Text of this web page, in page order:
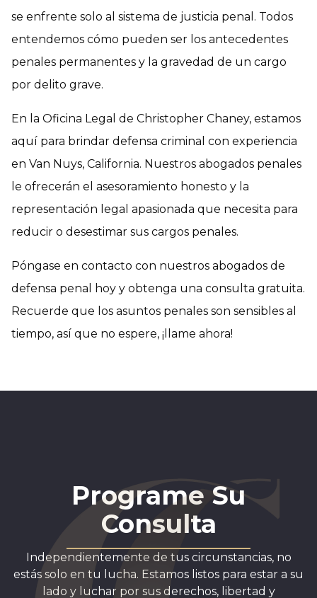
se enfrente solo al sistema de justicia penal. Todos
entendemos cómo pueden ser los antecedentes
penales permanentes y la gravedad de un cargo
por delito grave.
En la Oficina Legal de Christopher Chaney, estamos
aquí para brindar defensa criminal con experiencia
en Van Nuys, California. Nuestros abogados penales
le ofrecerán el asesoramiento honesto y la
representación legal apasionada que necesita para
reducir o desestimar sus cargos penales.
Póngase en contacto con nuestros abogados de
defensa penal hoy y obtenga una consulta gratuita.
Recuerde que los asuntos penales son sensibles al
tiempo, así que no espere, ¡llame ahora!
Programe Su
Consulta
Independientemente de tus circunstancias, no
estás solo en tu lucha. Estamos listos para estar a su
lado y luchar por sus derechos, libertad y